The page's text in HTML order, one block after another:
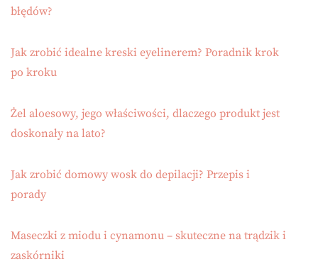
błędów?
Jak zrobić idealne kreski eyelinerem? Poradnik krok
po kroku
Żel aloesowy, jego właściwości, dlaczego produkt jest
doskonały na lato?
Jak zrobić domowy wosk do depilacji? Przepis i
porady
Maseczki z miodu i cynamonu – skuteczne na trądzik i
zaskórniki